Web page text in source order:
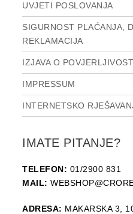
UVJETI POSLOVANJA
SIGURNOST PLAĆANJA,
REKLAMACIJA
IZJAVA O
IMPRESSUM
INTERNETSKO
IMATE PITANJE?
TELEFON: 01/2900 831
MAIL:
ADRESA: MAKARSKA 3,